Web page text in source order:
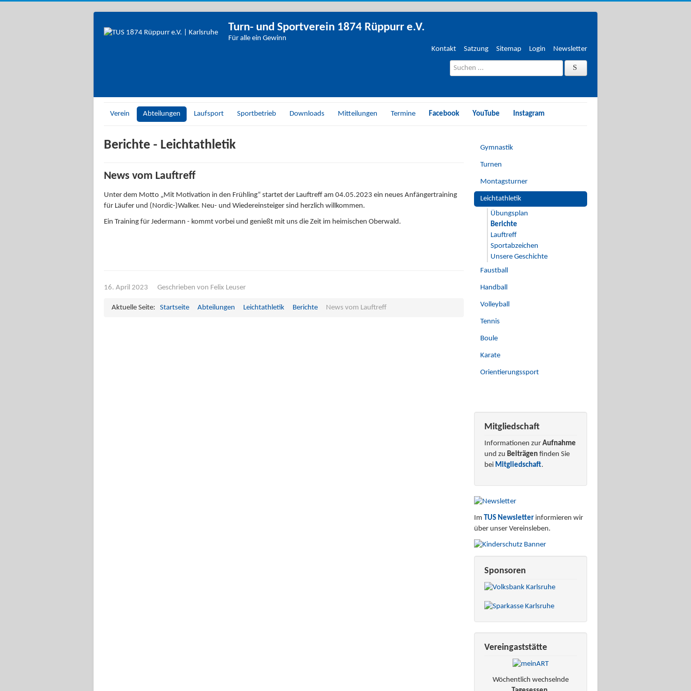
Turn- und Sportverein 1874 Rüppurr e.V.
Für alle ein Gewinn
Kontakt
Satzung Sitemap Login Newsletter
Wonach
suchen
Verein Abteilungen Laufsport Sportbetrieb Downloads Mitteilungen Termine Facebook YouTube Instagram
Berichte - Leichtathletik
News vom Lauftreff
Unter dem Motto „Mit Motivation in den Frühling“ startet der Lauftreff am 04.05.2023 ein neues Anfängertraining
für Läufer und (Nordic-)Walker. Neu- und Wiedereinsteiger sind herzlich willkommen.
Ein Training für Jedermann - kommt vorbei und genießt mit uns die Zeit im heimischen Oberwald.
16. April 2023 Geschrieben von Felix Leuser
Aktuelle Seite: Startseite Abteilungen Leichtathletik Berichte News vom Lauftreff
Gymnastik
Turnen
Montagsturner
Leichtathletik
Übungsplan
Berichte
Lauftreff
Sportabzeichen
Unsere Geschichte
Faustball
Handball
Volleyball
Tennis
Boule
Karate
Orientierungssport
Mitgliedschaft
Informationen zur Aufnahme
und zu Beiträgen finden Sie
bei Mitgliedschaft.
Im TUS Newsletter informieren wir
über unser Vereinsleben.
Sponsoren
Vereingaststätte
Wöchentlich wechselnde